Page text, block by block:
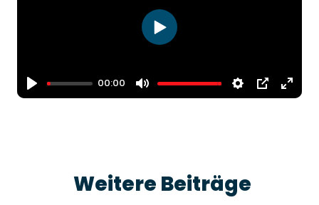
Play
00:00
Mute Settings
PIP Enter
Play
Weitere Beiträge